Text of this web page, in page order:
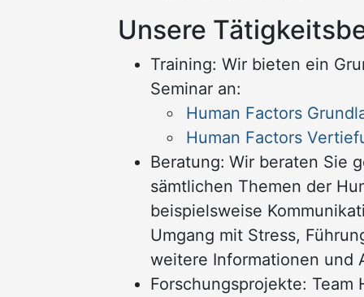
Unsere
Training: Wir bieten ein
Seminar an:
Human Factors
Human Factors
Beratung: Wir beraten Sie
sämtlichen Themen der
beispielsweise
Umgang mit Stress,
weitere Informationen und
Forschungsprojekte: